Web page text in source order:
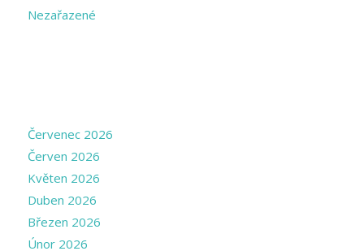
Nezařazené
Červenec 2026
Červen 2026
Květen 2026
Duben 2026
Březen 2026
Únor 2026